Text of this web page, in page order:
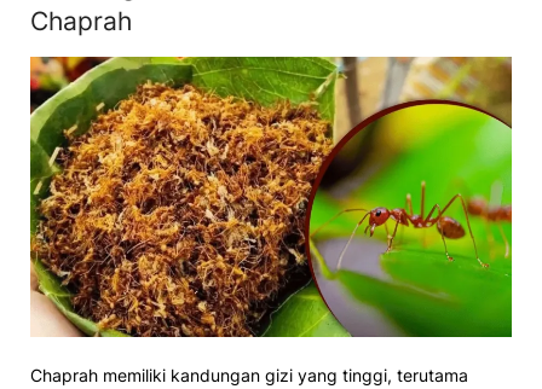
Chaprah
Chaprah memiliki kandungan gizi yang tinggi, terutama